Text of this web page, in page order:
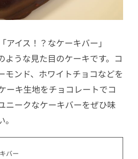
アイス！？なケーキバー」
ような見た目のケーキです。コ
モンド、ホワイトチョコなどを
ーキ生地をチョコレートでコ
ニークなケーキバーをぜひ味
バー